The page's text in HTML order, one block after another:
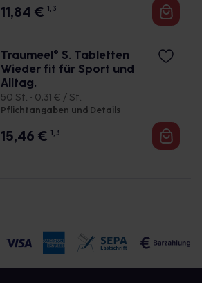
11,84 € 1, 3
Traumeel® S. Tabletten
Wieder fit für Sport und
Alltag.
50 St. • 0,31 € / St.
Pflichtangaben und Details
15,46 € 1, 3